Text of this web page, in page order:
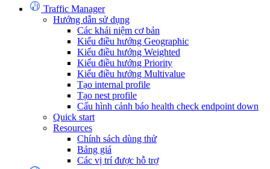
Traffic Manager
Hướng dẫn sử dụng
Các khái niệm cơ bản
Kiểu điều hướng Geographic
Kiểu điều hướng Weighted
Kiểu điều hướng Priority
Kiểu điều hướng Multivalue
Tạo internal profile
Tạo nest profile
Cấu hình cảnh báo health check endpoint down
Quick start
Resources
Chính sách dùng thử
Bảng giá
Các vị trí được hỗ trợ